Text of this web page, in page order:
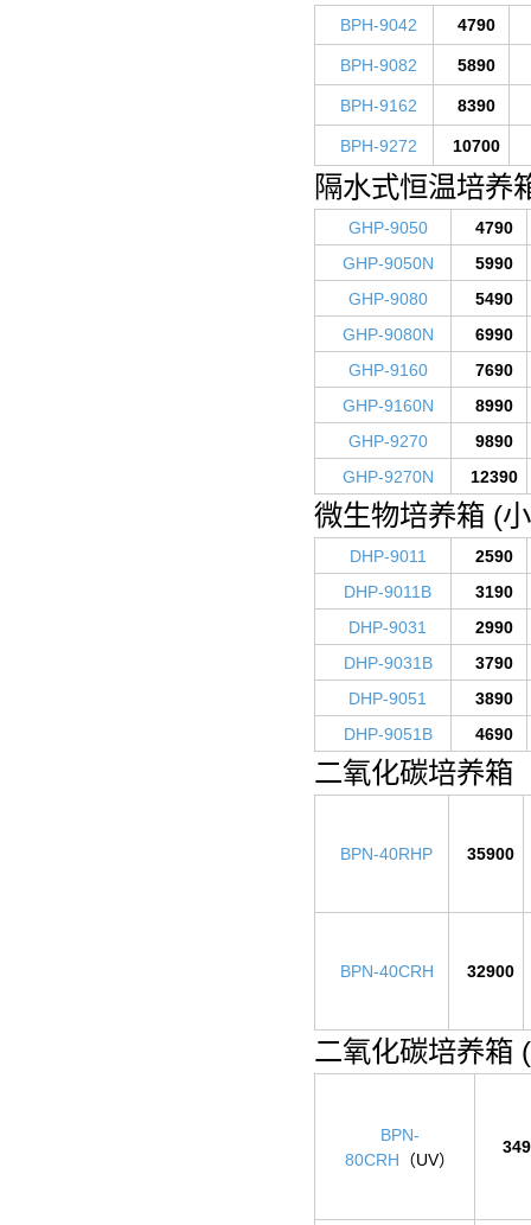
BPH-9042 4790
BPH-9082 5890
BPH-9162 8390
BPH-9272 10700
隔水式恒温培养
GHP-9050
4790
GHP-9050N
5990
GHP-9080
5490
GHP-9080N
6990
GHP-9160
7690
GHP-9160N
8990
GHP-9270
9890
GHP-9270N
12390
微生物培养箱 (
DHP-9011
2590
DHP-9011B
3190
DHP-9031
2990
DHP-9031B
3790
DHP-9051
3890
DHP-9051B
4690
二氧化碳培养箱
BPN-40RHP 35900
BPN-40CRH 32900
二氧化碳培养箱
BPN-
80CRH （UV）